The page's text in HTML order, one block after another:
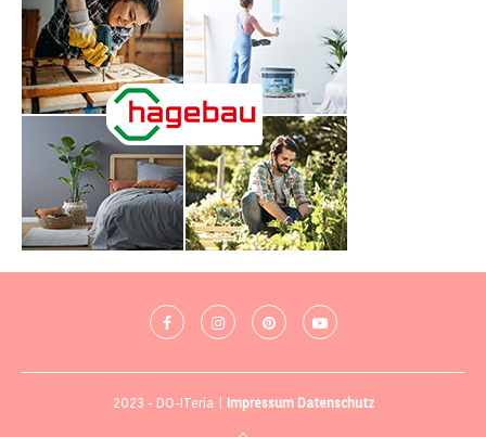
2023 - DO-ITeria | Impressum Datenschutz